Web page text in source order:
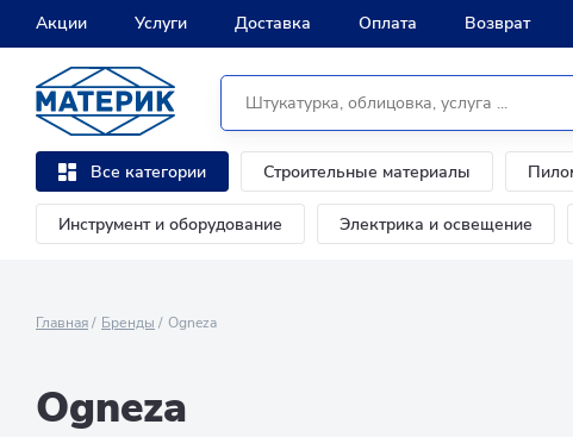
Акции Услуги Доставка Оплата Возврат
Все категории Строительные материалы
Инструмент и оборудование Электрика и освещение
Главная Бренды Ogneza
Ogneza